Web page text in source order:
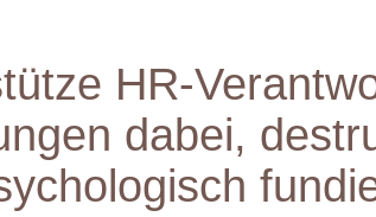
HR-
dabei,